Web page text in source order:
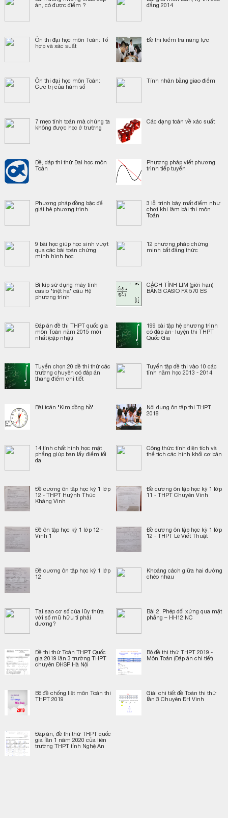
án, có được điểm ?
đẳng 2014
Ôn thi đại học môn Toán: Tổ
hợp và xác suất
Đề thi kiểm tra năng lực
Ôn thi đại học môn Toán:
Cực trị của hàm số
Tính nhân bằng giao điểm
7 mẹo tính toán mà chúng ta
không được học ở trường
Các dạng toán về xác suất
Đề, đáp thi thử Đại học môn
Toán
Phương pháp viết phương
trình tiếp tuyến
Phương pháp đồng bậc để
giải hệ phương trình
3 lỗi trình bày mất điểm như
chơi khi làm bài thi môn
Toán
9 bài học giúp học sinh vượt
qua các bài toán chứng
minh hình học
12 phương pháp chứng
minh bất đẳng thức
Bí kíp sử dụng máy tính
casio "triệt hạ" câu Hệ
phương trình
CÁCH TÍNH LIM (giới hạn)
BẰNG CASIO FX 570 ES
Đáp án đề thi THPT quốc gia
môn Toán năm 2015 mới
nhất (cập nhật)
199 bài tập hệ phương trình
có đáp án- luyện thi THPT
Quốc Gia
Tuyển chọn 20 đề thi thử các
trường chuyên có đáp án
thang điểm chi tiết
Tuyển tập đề thi vào 10 các
tỉnh năm học 2013 - 2014
Bài toán "Kim đồng hồ"
Nội dung ôn tập thi THPT
2018
14 tính chất hình học mặt
phẳng giúp bạn lấy điểm tối
đa
Công thức tính diện tích và
thể tích các hình khối cơ bản
Đề cương ôn tập học kỳ 1 lớp
12 - THPT Huỳnh Thúc
Kháng Vinh
Đề cương ôn tập học kỳ 1 lớp
11 - THPT Chuyên Vinh
Đề ôn tập học kỳ 1 lớp 12 -
Vinh 1
Đề cương ôn tập học kỳ 1 lớp
12 - THPT Lê Viết Thuật
Đề cương ôn tập học kỳ 1 lớp
12
Khoảng cách giữa hai đường
chéo nhau
Tại sao cơ số của lũy thừa
với số mũ hữu tỉ phải
dương?
Bài 2. Phép đối xứng qua mặt
phẳng – HH12 NC
Đề thi thử Toán THPT Quốc
gia 2019 lần 3 trường THPT
chuyên ĐHSP Hà Nội
Bộ đề thi thử THPT 2019 -
Môn Toán (Đáp án chi tiết)
Bộ đề chống liệt môn Toán thi
THPT 2019
Giải chi tiết đề Toán thi thử
lần 3 Chuyên ĐH Vinh
Đáp án, đề thi thử THPT quốc
gia lần 1 năm 2020 của liên
trường THPT tỉnh Nghệ An